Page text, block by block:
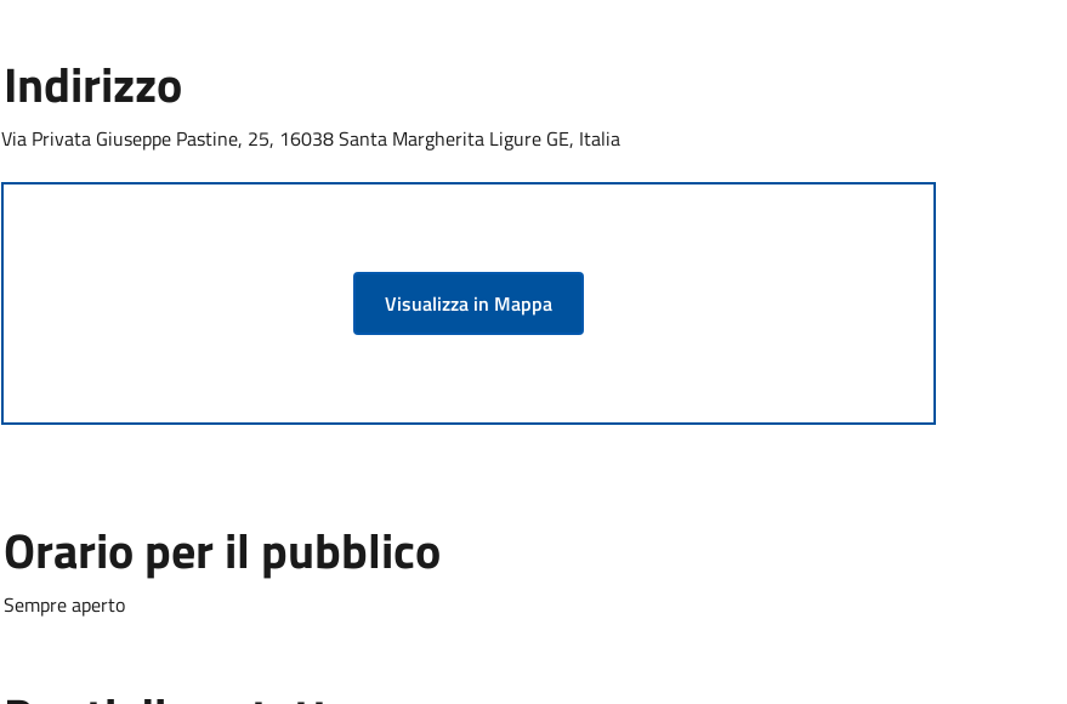
Indirizzo
Via Privata Giuseppe Pastine, 25, 16038 Santa Margherita Ligure GE, Italia
Visualizza in Mappa
Orario per il pubblico
Sempre aperto